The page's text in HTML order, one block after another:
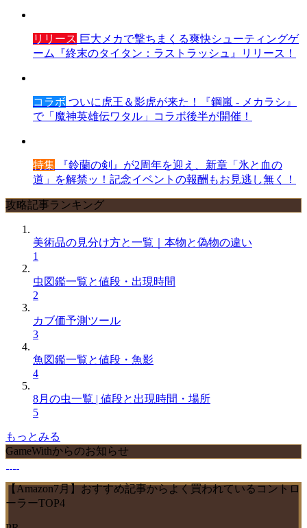
リリース 巨大メカで撃ちまくる爽快シューティングゲ
ーム『終末のタイタン：ラストラッシュ』リリース！
コラボ ついに虎王＆影虎が来た！『鋼嵐 - メカラシ』
で「魔神英雄伝ワタル」コラボ後半が開催！
特集 『鈴蘭の剣』が2周年を迎え、新章「氷と血の
道」を解禁ッ！記念イベントの報酬もお見逃し無く！
攻略記事ランキング
美術品の見分け方と一覧｜本物と偽物の違い
1
虫図鑑一覧と値段・出現時間
2
カブ価予測ツール
3
魚図鑑一覧と値段・魚影
4
8月の虫一覧 | 値段と出現時間・場所
5
もっとみる
GameWithからのお知らせ
【Amazon7月】おすすめ記事からよく買われているコントロ
ーラーTOP4